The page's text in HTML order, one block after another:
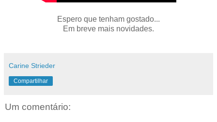
Espero que tenham gostado...
Em breve mais novidades.
Carine Strieder
Compartilhar
Um comentário: